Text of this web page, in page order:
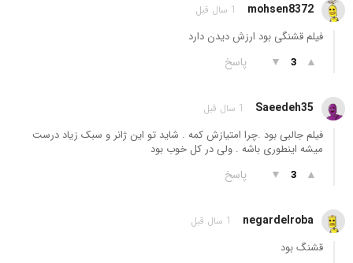
mohsen8372 1 سال قبل
فیلم قشنگی بود ارزش دیدن دارد
▲
3
▼ پاسخ
Saeedeh35 1 سال قبل
فیلم جالبی بود .چرا امتیازش کمه . شاید تو این ژانر و سبک زیاد درست
میشه اینطوری باشه . ولی در کل خوب بود
▲
3
▼ پاسخ
negardelroba 1 سال قبل
قشنگ بود